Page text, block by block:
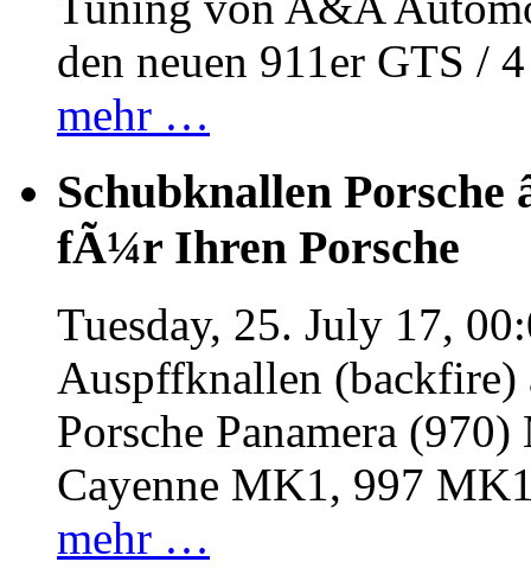
den neuen 911er GTS /
mehr …
Schubknallen Porsche
fÃ¼r Ihren Porsche
Tuesday, 25. July 17,
Auspffknallen
Porsche Panamera
Cayenne MK1, 997
mehr …